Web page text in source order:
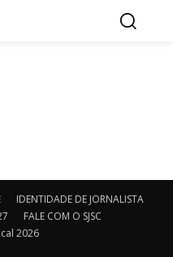
IDENTIDADE DE JORNALISTA
FALE COM O SJSC
2026